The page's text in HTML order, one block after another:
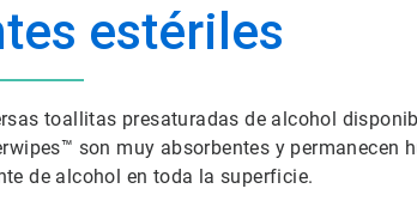
estériles
toallitas presaturadas de alcohol
son muy absorbentes y permanecen
de alcohol en toda la superficie.